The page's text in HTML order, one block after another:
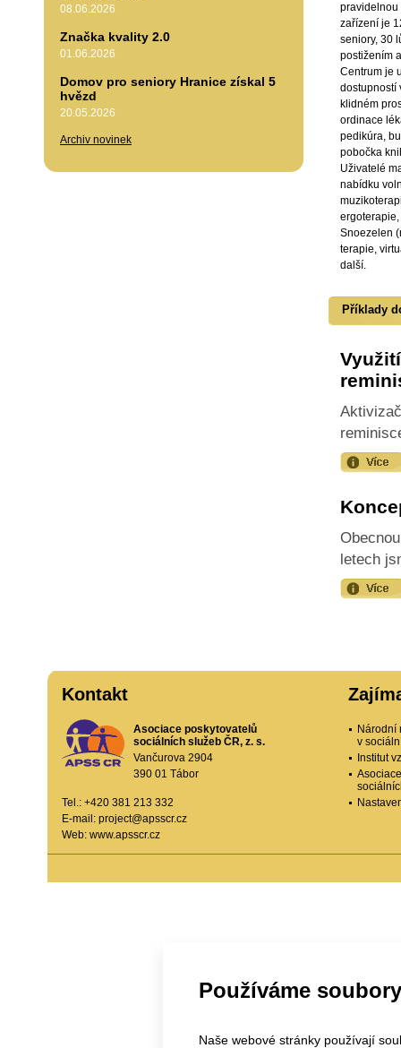
Používáme
Naše webové stránky používají
08.06.2026
Značka kvality 2.0
01.06.2026
Domov pro seniory Hranice získal 5
hvězd
20.05.2026
Archiv novinek
pravidelnou
zařízení je
seniory, 30
postižením
Centrum je
dostupností
klidném
ordinace
pedikúra,
pobočka
Uživatelé
nabídku
Snoezelen
terapie,
další.
Příklady
letech
Kontakt
Asociace poskytovatelů
sociálních služeb ČR, z. s.
Vančurova 2904
390 01 Tábor
Tel.: +420 381 213 332
E-mail: project@apsscr.cz
Web: www.apsscr.cz
Národní
v
Institut